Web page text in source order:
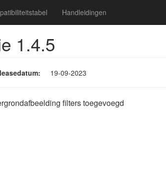
Handleidingen
1.4.5
19-09-2023
filters toegevoegd